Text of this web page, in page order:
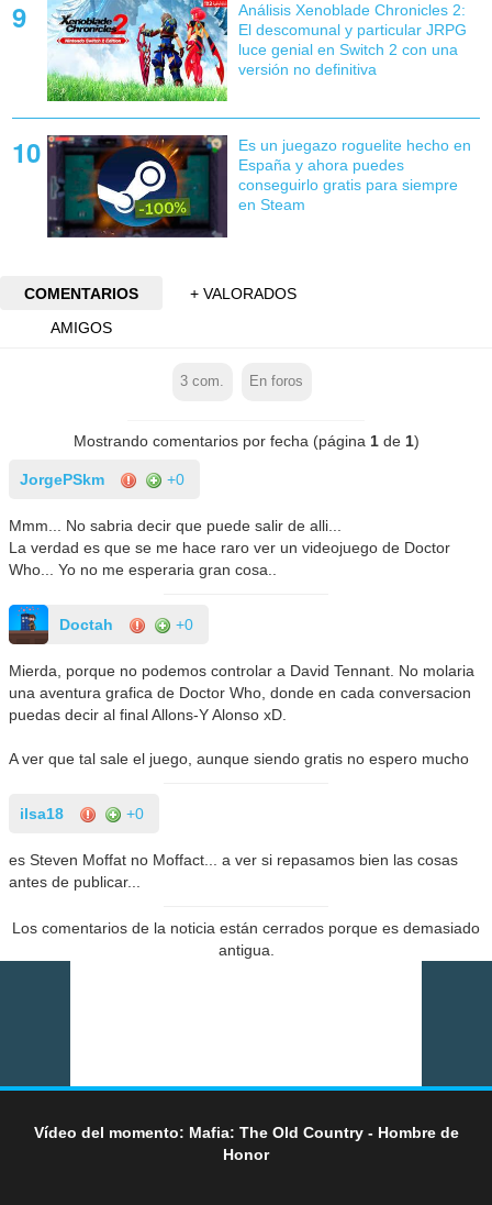
Análisis Xenoblade Chronicles 2:
El descomunal y particular JRPG
luce genial en Switch 2 con una
versión no definitiva
Es un juegazo roguelite hecho en
España y ahora puedes
conseguirlo gratis para siempre
en Steam
COMENTARIOS
+ VALORADOS
AMIGOS
3 com. En foros
Mostrando comentarios por fecha (página 1de 1)
JorgePSkm +0
Mmm... No sabria decir que puede salir de alli...
La verdad es que se me hace raro ver un videojuego de Doctor
Who... Yo no me esperaria gran cosa..
Doctah +0
Mierda, porque no podemos controlar a David Tennant. No molaria
una aventura grafica de Doctor Who, donde en cada conversacion
puedas decir al final Allons-Y Alonso xD.
A ver que tal sale el juego, aunque siendo gratis no espero mucho
ilsa18 +0
es Steven Moffat no Moffact... a ver si repasamos bien las cosas
antes de publicar...
Los comentarios de la noticia están cerrados porque es demasiado
antigua.
Vídeo del momento: Mafia: The Old Country - Hombre de
Honor